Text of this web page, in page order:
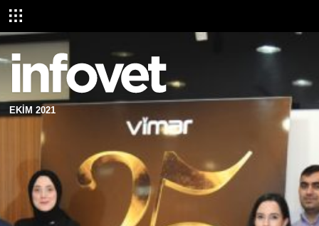
EKİM 2021